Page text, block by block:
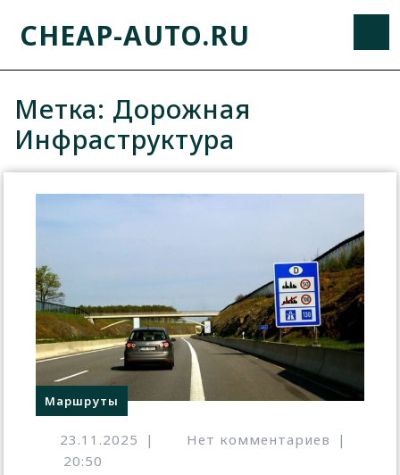
CHEAP-AUTO.RU
Метка: Дорожная
Инфраструктура
Маршруты
23.11.2025 | Нет комментариев
|
20:50